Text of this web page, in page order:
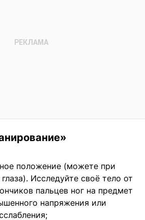
положение (можете при
Исследуйте своё тело от
пальцев ног на предмет
напряжения или